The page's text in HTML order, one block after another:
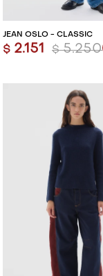
JEAN OSLO - CLASSIC
$ 2.151 $ 5.250